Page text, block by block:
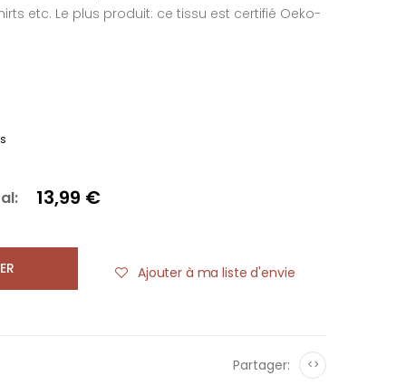
etc. Le plus produit: ce tissu est certifié Oeko-
13,99 €
Ajouter à ma liste d'envie
Partager: <>